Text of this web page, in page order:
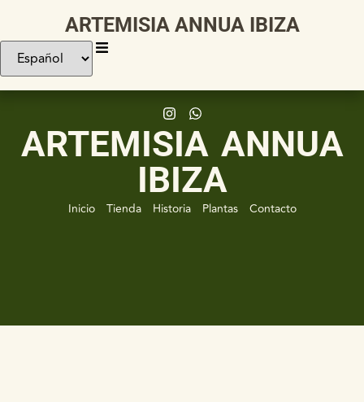
ARTEMISIA ANNUA IBIZA
ARTEMISIA ANNUA
IBIZA
Inicio Tienda Historia Plantas Contacto